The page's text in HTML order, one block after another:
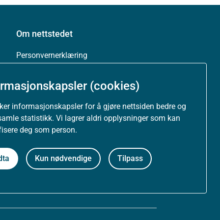
(cookies)
informasjonskapsler for å gjøre nettsiden bedre og
statistikk. Vi lagrer aldri opplysninger som kan
deg som person.
Kun nødvendige Tilpass
Om nettstedet
Personvernerklæring
Tilgjengelighetserklæring (uustatus.no)
Besøksstatistikk og informasjonskapsler
Nyhetsvarsel og abonnement
Åpne data (API)